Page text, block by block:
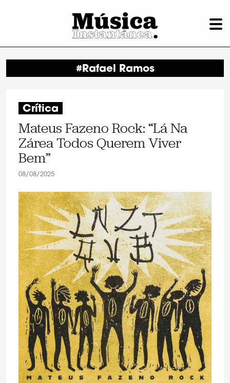
#Rafael Ramos
Crítica
Mateus Fazeno Rock: “Lá Na
Zárea Todos Querem Viver
Bem”
08/08/2025